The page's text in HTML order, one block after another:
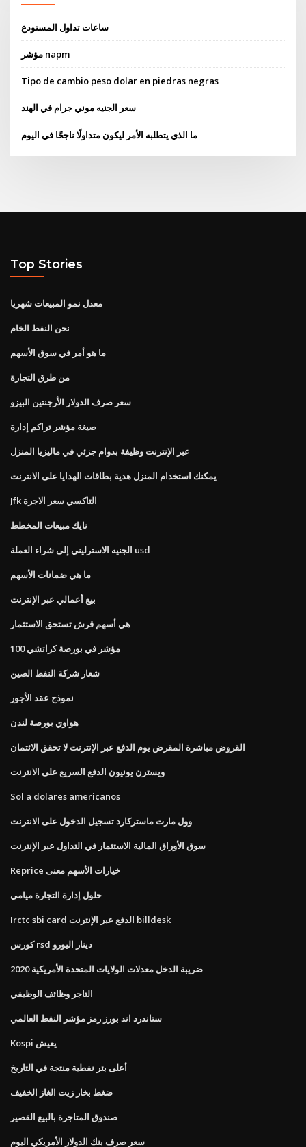
ساعات تداول المستودع
مؤشر napm
Tipo de cambio peso dolar en piedras negras
سعر الجنيه موني جرام في الهند
ما الذي يتطلبه الأمر ليكون متداولًا ناجحًا في اليوم
Top Stories
معدل نمو المبيعات شهريا
نحن النفط الخام
ما هو أمر في سوق الأسهم
من طرق التجارة
سعر صرف الدولار الأرجنتين البيزو
صيغة مؤشر تراكم إدارة
عبر الإنترنت وظيفة بدوام جزئي في ماليزيا المنزل
يمكنك استخدام المنزل هدية بطاقات الهدايا على الانترنت
Jfk التاكسي سعر الاجرة
نايك مبيعات المخطط
الجنيه الاسترليني إلى شراء العملة usd
ما هي ضمانات الأسهم
بيع أعمالي عبر الإنترنت
هي أسهم قرش تستحق الاستثمار
100 مؤشر في بورصة كراتشي
شعار شركة النفط الصين
نموذج عقد الأجور
هواوي بورصة لندن
القروض مباشرة المقرض يوم الدفع عبر الإنترنت لا تحقق الائتمان
ويسترن يونيون الدفع السريع على الانترنت
Sol a dolares americanos
وول مارت ماستركارد تسجيل الدخول على الانترنت
سوق الأوراق المالية الاستثمار في التداول عبر الإنترنت
Reprice خيارات الأسهم معنى
حلول إدارة التجارة ميامي
Irctc sbi card الدفع عبر الإنترنت billdesk
كورس rsd دينار اليورو
ضريبة الدخل معدلات الولايات المتحدة الأمريكية 2020
التاجر وظائف الوظيفي
ستاندرد اند بورز رمز مؤشر النفط العالمي
Kospi يعيش
أعلى بئر نفطية منتجة في التاريخ
ضغط بخار زيت الغاز الخفيف
صندوق المتاجرة بالبيع القصير
سعر صرف بنك الدولار الأمريكي اليوم